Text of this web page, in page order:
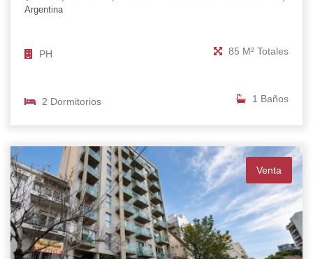
Argentina
PH 85 M² Totales
2 Dormitorios 1 Baños
Venta